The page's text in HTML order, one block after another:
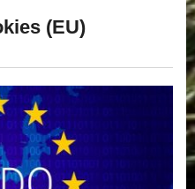
(EU)